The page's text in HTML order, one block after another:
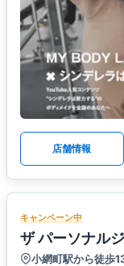
店舗情報
キャンペーン中
ザ パーソナル
小網町駅から徒歩